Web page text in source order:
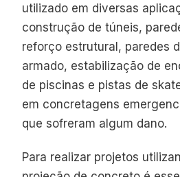
utilizado em diversas
construção de túneis,
reforço estrutural, paredes
armado, estabilização de
de piscinas e pistas de
em concretagens
que sofreram algum dano.
Para realizar projetos